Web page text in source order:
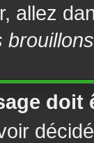
allez
brouillons
doit